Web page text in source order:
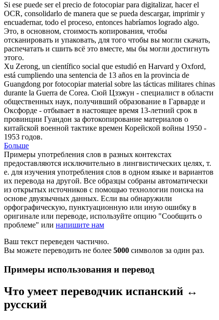
Si ese puede ser el precio de fotocopiarpara digitalizar, hacer el
OCR, consolidarlo de manera que se pueda descargar, imprimir y
encuadernar, todo el proceso, entonces habríamos logrado algo.
Это, в основном, стоимость копирования, чтобы
отсканировать и упаковать, для того чтобы вы могли скачать,
распечатать и сшить всё это вместе, мы бы могли достигнуть
этого.
Xu Zerong, un científico social que estudió en Harvard y Oxford,
está cumpliendo una sentencia de 13 años en la provincia de
Guangdong porfotocopiarmaterial sobre las tácticas militares chinas
durante la Guerra de Corea. Сюй Цзэжун - специалист в области
общественных наук, получивший образование в Гарварде и
Оксфорде - отбывает в настоящее время 13-летний срок в
провинции Гуандон за фотокопирование материалов о
китайской военной тактике времен Корейской войны 1950 -
1953 годов.
Больше
Примеры употребления слов в разных контекстах
предоставляются исключительно в лингвистических целях, т.
е. для изучения употребления слов в одном языке и вариантов
их перевода на другой. Все образцы собраны автоматически
из открытых источников с помощью технологии поиска на
основе двуязычных данных. Если вы обнаружили
орфографическую, пунктуационную или иную ошибку в
оригинале или переводе, используйте опцию "Сообщить о
проблеме" или напишите нам
Ваш текст переведен частично.
Вы можете переводить не более 5000 символов за один раз.
Примеры использования и перевод
Что умеет переводчик испанский ↔
русский